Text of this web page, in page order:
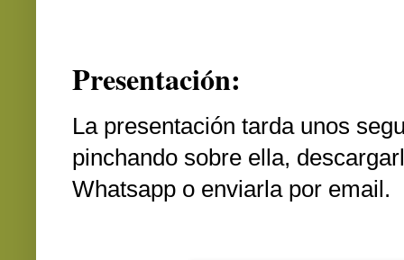
Presentación:
La presentación tarda unos
pinchando sobre ella,
Whatsapp o enviarla por email.